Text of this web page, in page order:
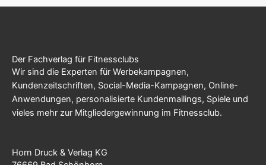
Der Fachverlag für Fitnessclubs
Wir sind die Experten für Werbekampagnen,
Kundenzeitschriften, Social-Media-Kampagnen, Online-
Anwendungen, personalisierte Kundenmailings, Spiele und
vieles mehr zur Mitgliedergewinnung im Fitnessclub.
Horn Druck & Verlag KG